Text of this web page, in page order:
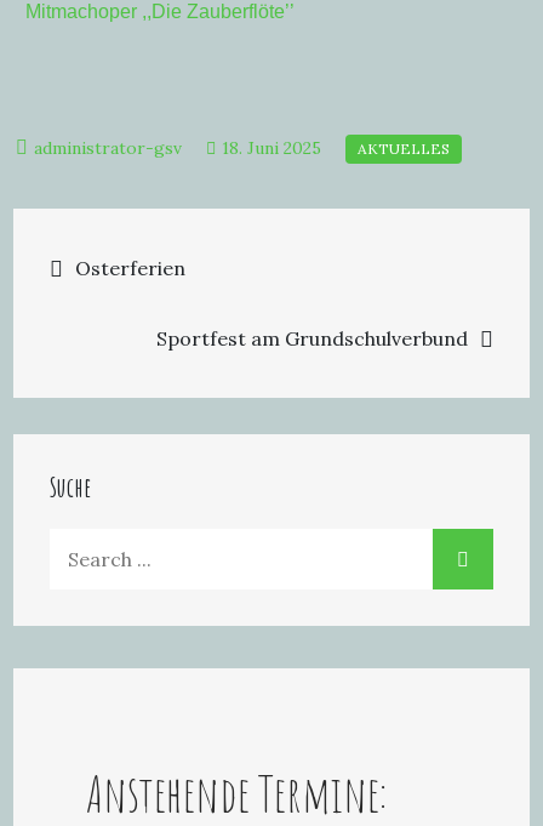
Mitmachoper ,,Die Zauberflöte’’
18. Juni 2025
Osterferien
Sportfest am Grundschulverbund
Suche
Anstehende Termine: